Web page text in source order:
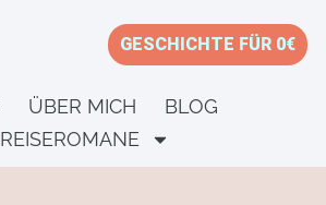
GESCHICHTE FÜR 0€
ÜBER MICH
BLOG
REISEROMANE